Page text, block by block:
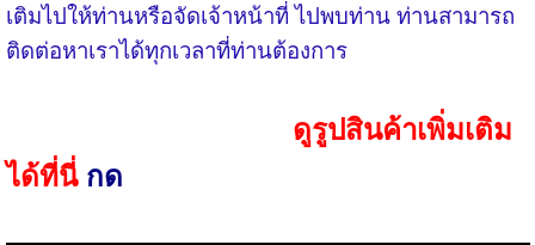
เติมไปให้ท่านหรือจัดเจ้าหน้าที่ ไปพบท่าน ท่านสามารถ
ติดต่อหาเราได้ทุกเวลาที่ท่านต้องการ
ดูรูปสินค้าเพิ่มเติม
ได้ที่นี่ กด